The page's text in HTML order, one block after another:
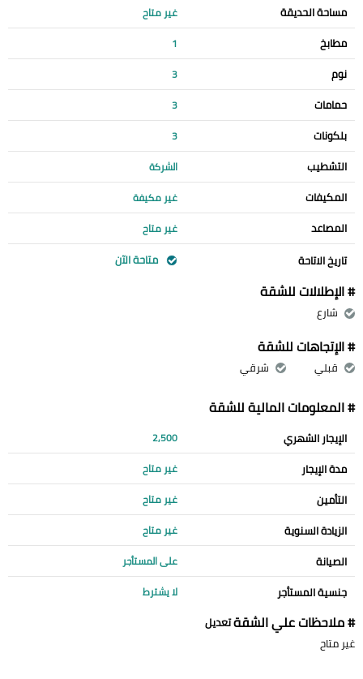
مساحة الحديقة غير متاح
مطابخ 1
نوم 3
حمامات 3
بلكونات 3
التشطيب الشركة
المكيفات غير مكيفة
المصاعد غير متاح
تاريخ الاتاحة متاحة الآن
# الإطلالات للشقة
شارع
# الإتجاهات للشقة
قبلي شرقي
# المعلومات المالية للشقة
الإيجار الشهري 2,500
مدة الإيجار غير متاح
التأمين غير متاح
الزيادة السنوية غير متاح
الصيانة على المستأجر
جنسية المستأجر لا يشترط
# ملاحظات علي الشقةتعديل
غير متاح